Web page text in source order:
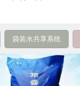
袋装水共享系统